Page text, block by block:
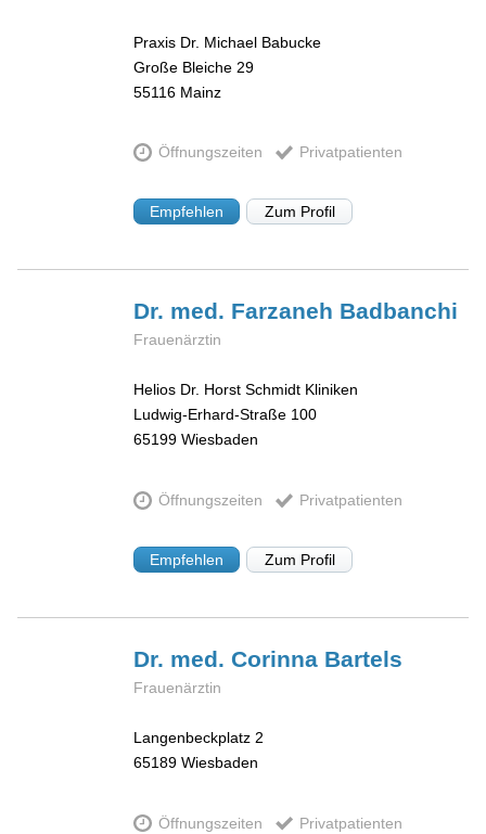
Praxis Dr. Michael Babucke
Große Bleiche 29
55116 Mainz
Öffnungszeiten Privatpatienten
Empfehlen Zum Profil
Dr. med. Farzaneh Badbanchi
Frauenärztin
Helios Dr. Horst Schmidt Kliniken
Ludwig-Erhard-Straße 100
65199 Wiesbaden
Öffnungszeiten Privatpatienten
Empfehlen Zum Profil
Dr. med. Corinna Bartels
Frauenärztin
Langenbeckplatz 2
65189 Wiesbaden
Öffnungszeiten Privatpatienten